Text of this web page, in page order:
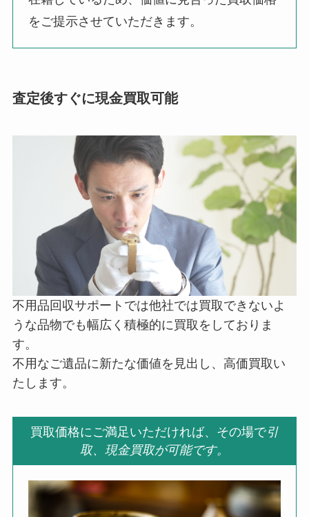
をご提示させていただきます。
査定後すぐに現金買取可能
不用品回収サポートでは他社では買取できないよ
うな品物でも幅広く積極的に買取をしておりま
す。
不用なご遺品に新たな価値を見出し、高価買取い
たします。
買取価格にご満足いただければ、その場で引
取、現金買取が可能です。